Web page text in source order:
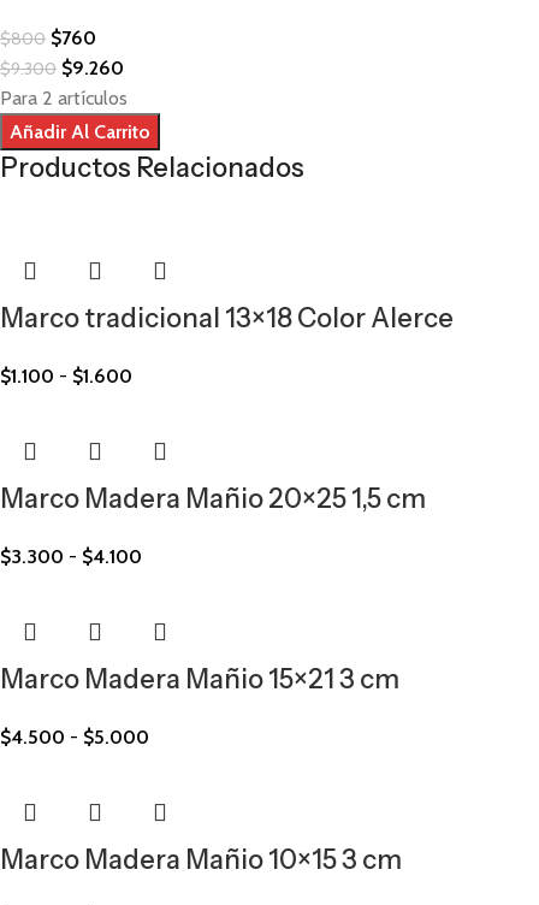
$800 $760
$9.300 $9.260
Para 2 artículos
Añadir Al Carrito
Productos Relacionados
Marco tradicional 13×18 Color Alerce
$1.100 - $1.600
Marco Madera Mañio 20×25 1,5 cm
$3.300 - $4.100
Marco Madera Mañio 15×21 3 cm
$4.500 - $5.000
Marco Madera Mañio 10×15 3 cm